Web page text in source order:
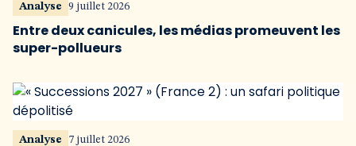
Analyse 9 juillet 2026
Entre deux canicules, les médias promeuvent les
super-pollueurs
Analyse 7 juillet 2026